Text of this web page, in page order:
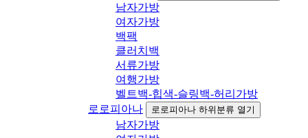
남자가방
여자가방
백팩
클러치백
서류가방
여행가방
벨트백-힙색-슬링백-허리가방
로로피아나
로로피아나 하위분류 열기
남자가방